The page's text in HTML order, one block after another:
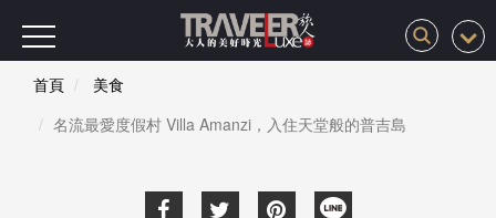
首頁
美食
名流最愛度假村 Villa Amanzi，入住天堂般的普吉島